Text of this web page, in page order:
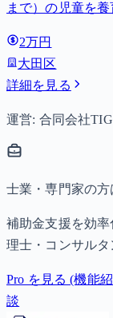
まで）の児童を
子以降は15,000
2万円
大田区
詳細を見る
運営: 合同会社
士業・専門家の方
補助金支援を効
理士・コンサル
Pro を見る (機能
談